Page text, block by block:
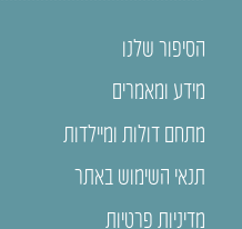
הסיפור שלנו
מידע ומאמרים
מתחם דולות ומיילדות
תנאי השימוש באתר
מדיניות פרטיות